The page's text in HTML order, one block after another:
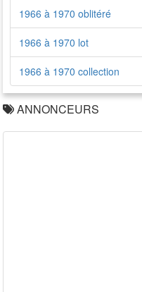
1966 à 1970 oblitéré
1966 à 1970 lot
1966 à 1970 collection
ANNONCEURS